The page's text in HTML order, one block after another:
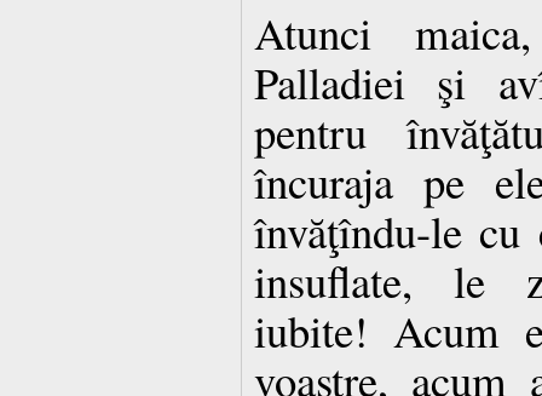
Atunci
Palladiei şi
pentru
încuraja pe
învăţîndu-le cu
insuflate, le
iubite! Acum
voastre,